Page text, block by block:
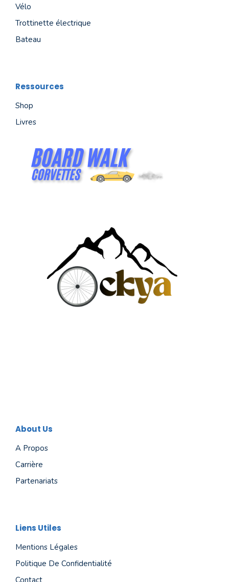
Vélo
Trottinette électrique
Bateau
Ressources
Shop
Livres
About Us
A Propos
Carrière
Partenariats
Liens Utiles
Mentions Légales
Politique De Confidentialité
Contact